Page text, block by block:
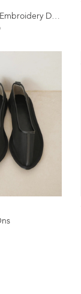
Smooth Rib Embroidery Dress